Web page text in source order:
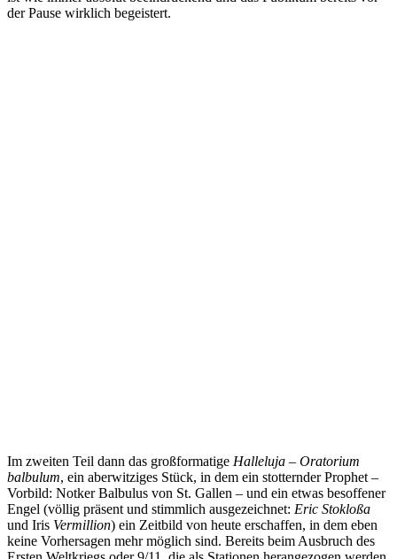
der Pause wirklich begeistert.
Im zweiten Teil dann das großformatige Halleluja – Oratorium
balbulum, ein aberwitziges Stück, in dem ein stotternder Prophet –
Vorbild: Notker Balbulus von St. Gallen – und ein etwas besoffener
Engel (völlig präsent und stimmlich ausgezeichnet: Eric Stokloßa
und Iris Vermillion) ein Zeitbild von heute erschaffen, in dem eben
keine Vorhersagen mehr möglich sind. Bereits beim Ausbruch des